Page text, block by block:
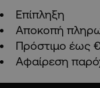
Επίπληξη
Αποκοπή
Πρόστιμο έως
Αφαίρεση